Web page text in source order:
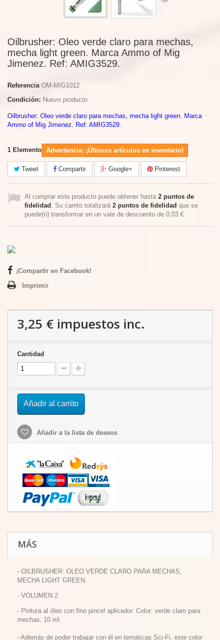
Oilbrusher: Oleo verde claro para mechas,
mecha light green. Marca Ammo of Mig
Jimenez. Ref: AMIG3529.
Referencia OM-MIG1012
Condición: Nuevo producto
Oilbrusher: Oleo verde claro para mechas, mecha light green. Marca
Ammo of Mig Jimenez. Ref: AMIG3529.
1 Elemento Advertencia: ¡Últimos artículos en inventario!
Tweet Compartir Google+ Pinterest
Al comprar este producto puede obtener hasta 2 puntos de
fidelidad . Su carrito totalizará 2 puntos de fidelidad que se
puede(n) transformar en un vale de descuento de 0,03 €.
¡Compartir en Facebook!
Imprimir
3,25 € impuestos inc.
Cantidad
Añadir al carrito
Añadir a la lista de deseos
MÁS
- OILBRUSHER: OLEO VERDE CLARO PARA MECHAS,
MECHA LIGHT GREEN.
- VOLUMEN 2.
- Pintura al óleo con fino pincel aplicador. Color: verde claro para
mechas. 10 ml.
- Además de poder trabajar con él en temáticas Sci-Fi, este color